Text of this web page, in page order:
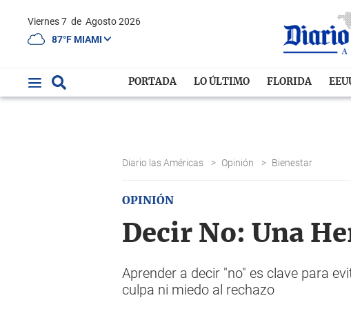
Viernes 7 de Agosto 2026
87°F MIAMI
PORTADA LO ÚLTIMO FLORIDA
Diario las Américas > Opinión > Bienestar
OPINIÓN
Decir No: Una
Aprender a decir "no" es clave para
culpa ni miedo al rechazo